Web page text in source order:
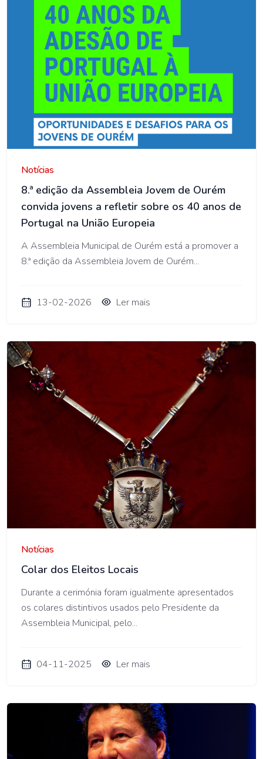
AMO
Notícias
8.ª edição da Assembleia Jovem de Ourém
convida jovens a refletir sobre os 40 anos de
Portugal na União Europeia
A Assembleia Municipal de Ourém está a promover a
8.ª edição da Assembleia Jovem de Ourém...
13-02-2026 Ler mais
Notícias
Colar dos Eleitos Locais
Durante a cerimónia foram igualmente apresentados
os colares distintivos usados pelo Presidente da
Assembleia Municipal, pelo...
04-11-2025 Ler mais